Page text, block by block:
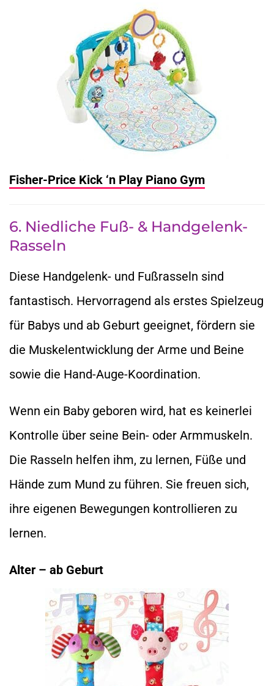
Fisher-Price Kick ‘n Play Piano Gym
6. Niedliche Fuß- & Handgelenk-
Rasseln
Diese Handgelenk- und Fußrasseln sind
fantastisch. Hervorragend als erstes Spielzeug
für Babys und ab Geburt geeignet, fördern sie
die Muskelentwicklung der Arme und Beine
sowie die Hand-Auge-Koordination.
Wenn ein Baby geboren wird, hat es keinerlei
Kontrolle über seine Bein- oder Armmuskeln.
Die Rasseln helfen ihm, zu lernen, Füße und
Hände zum Mund zu führen. Sie freuen sich,
ihre eigenen Bewegungen kontrollieren zu
lernen.
Alter – ab Geburt